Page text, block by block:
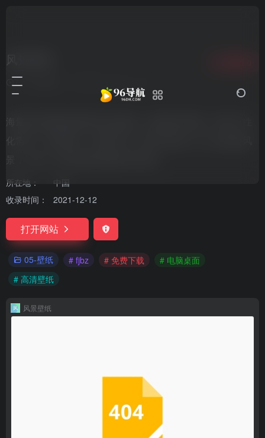
风景壁纸
7个月前更新
海量高清电脑桌面壁纸任您挑选，涵盖多样风格，满足个性
化需求。高清画质，免费下载，轻松打造独一无二的桌面风
所在地：
中国
收录时间：
2021-12-12
打开网站
05-壁纸 # fjbz # 免费下载
# 电脑桌面
# 高清壁纸
风景壁纸